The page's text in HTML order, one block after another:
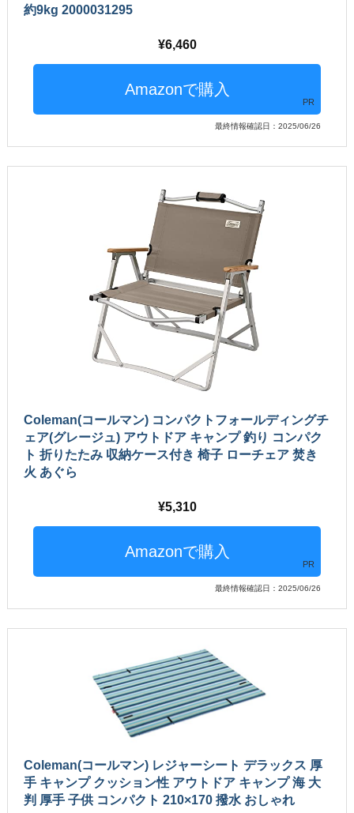
約9kg 2000031295
6,460
PR
最終情報確認日：2025/06/26
Coleman(コールマン) コンパクトフォールディングチ
ェア(グレージュ) アウトドア キャンプ 釣り コンパク
ト 折りたたみ 収納ケース付き 椅子 ローチェア 焚き
火 あぐら
5,310
PR
最終情報確認日：2025/06/26
Coleman(コールマン) レジャーシート デラックス 厚
手 キャンプ クッション性 アウトドア キャンプ 海 大
判 厚手 子供 コンパクト 210×170 撥水 おしゃれ